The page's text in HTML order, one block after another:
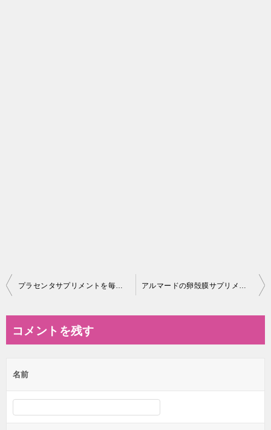
投
ビ
ー
シ
ョ
プラセンタサプリメントを毎日継続して摂ると注射並みの効果が！「DHC 純粋 生プラセンタ」1ヶ月試してみました アルマードの卵殻膜サプリメントとドリンク剤、どちらがいいのか？！
コメントを残す
名前